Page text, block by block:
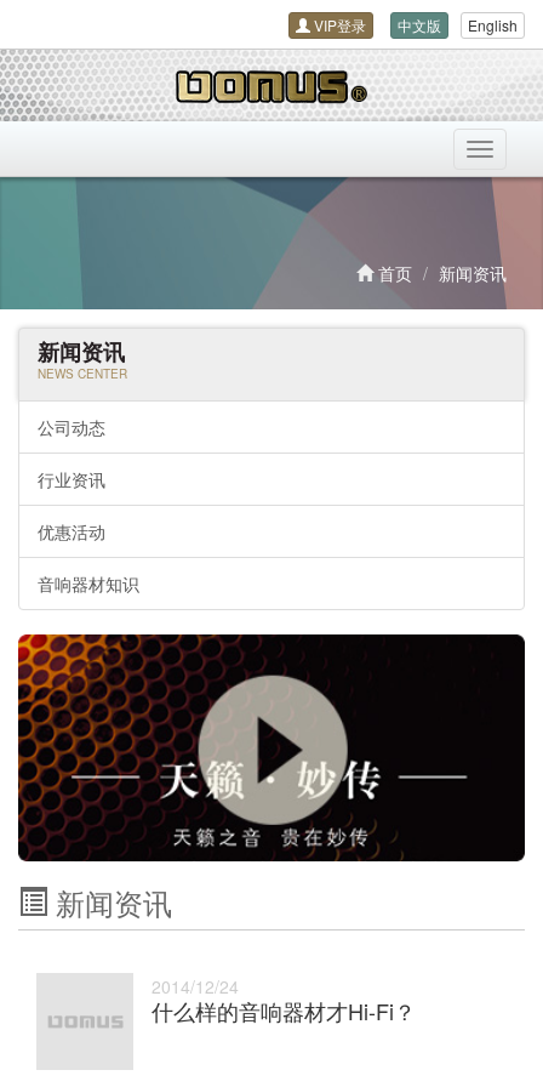
VIP登录 中文版 English
导
航
开
首页
新闻资讯
新闻资讯
NEWS CENTER
公司动态
行业资讯
优惠活动
音响器材知识
新闻资讯
2014/12/24
什么样的音响器材才Hi-Fi？